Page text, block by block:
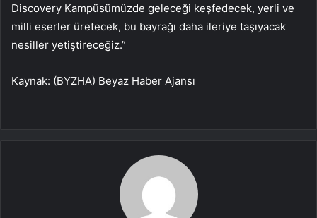
Discovery Kampüsümüzde geleceği keşfedecek, yerli ve
milli eserler üretecek, bu bayrağı daha ileriye taşıyacak
nesiller yetiştireceğiz.”
Kaynak: (BYZHA) Beyaz Haber Ajansı